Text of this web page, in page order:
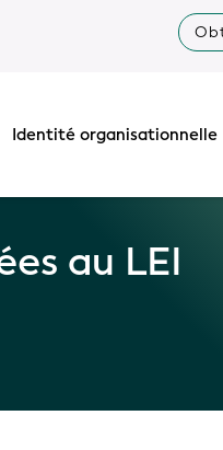
Identité organisationnelle
au LEI